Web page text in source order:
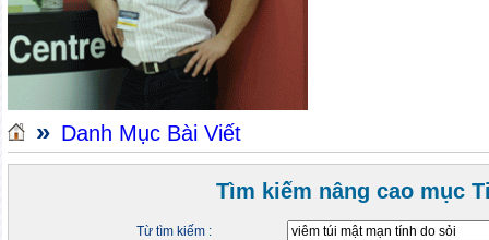
» Danh Mục Bài Viết
Tìm kiếm nâng cao mục
Từ tìm kiếm :